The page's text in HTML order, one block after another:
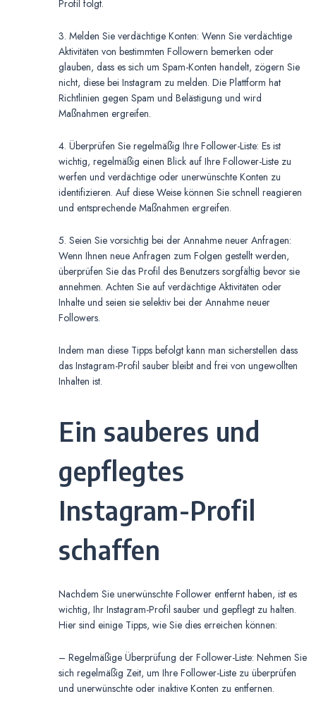
Profil folgt.
3. Melden Sie verdächtige Konten: Wenn Sie verdächtige
Aktivitäten von bestimmten Followern bemerken oder
glauben, dass es sich um Spam-Konten handelt, zögern Sie
nicht, diese bei Instagram zu melden. Die Plattform hat
Richtlinien gegen Spam und Belästigung und wird
Maßnahmen ergreifen.
4. Überprüfen Sie regelmäßig Ihre Follower-Liste: Es ist
wichtig, regelmäßig einen Blick auf Ihre Follower-Liste zu
werfen und verdächtige oder unerwünschte Konten zu
identifizieren. Auf diese Weise können Sie schnell reagieren
und entsprechende Maßnahmen ergreifen.
5. Seien Sie vorsichtig bei der Annahme neuer Anfragen:
Wenn Ihnen neue Anfragen zum Folgen gestellt werden,
überprüfen Sie das Profil des Benutzers sorgfältig bevor sie
annehmen. Achten Sie auf verdächtige Aktivitäten oder
Inhalte und seien sie selektiv bei der Annahme neuer
Followers.
Indem man diese Tipps befolgt kann man sicherstellen dass
das Instagram-Profil sauber bleibt and frei von ungewollten
Inhalten ist.
Ein sauberes und
gepflegtes
Instagram-Profil
schaffen
Nachdem Sie unerwünschte Follower entfernt haben, ist es
wichtig, Ihr Instagram-Profil sauber und gepflegt zu halten.
Hier sind einige Tipps, wie Sie dies erreichen können:
– Regelmäßige Überprüfung der Follower-Liste: Nehmen Sie
sich regelmäßig Zeit, um Ihre Follower-Liste zu überprüfen
und unerwünschte oder inaktive Konten zu entfernen.